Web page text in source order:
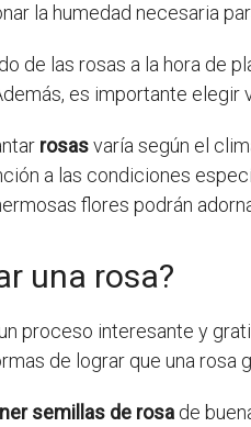
la humedad necesaria
de las rosas a la hora de
es importante
rosasvaría según el
a las condiciones
flores podrán
una rosa?
proceso interesante y
de lograr que una
semillas de rosa de